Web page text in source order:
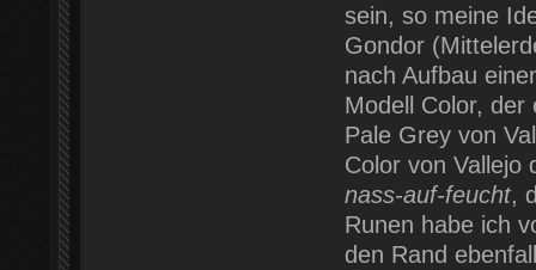
sein, so meine
Gondor
nach Aufbau
Modell Color,
Pale Grey von
Color von Vallejo
nass-auf-feucht,
Runen habe ich
den Rand